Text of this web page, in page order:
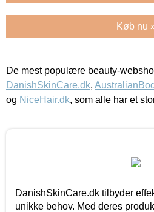
Køb nu
De mest populære beauty-
DanishSkinCare.dk,
og NiceHair.dk, som alle har et
DanishSkinCare.dk tilbyder
unikke behov. Med deres